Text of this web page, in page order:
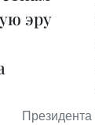
эру